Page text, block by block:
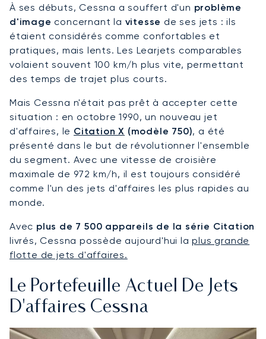
À ses débuts, Cessna a souffert d'un problème
d'image concernant la vitesse de ses jets : ils
étaient considérés comme confortables et
pratiques, mais lents. Les Learjets comparables
volaient souvent 100 km/h plus vite, permettant
des temps de trajet plus courts.
Mais Cessna n'était pas prêt à accepter cette
situation : en octobre 1990, un nouveau jet
d'affaires, le Citation X (modèle 750), a été
présenté dans le but de révolutionner l'ensemble
du segment. Avec une vitesse de croisière
maximale de 972 km/h, il est toujours considéré
comme l'un des jets d'affaires les plus rapides au
monde.
Avec plus de 7 500 appareils de la série Citation
livrés, Cessna possède aujourd'hui laplus grande
flotte de jets d'affaires.
Le Portefeuille Actuel De Jets
D'affaires Cessna